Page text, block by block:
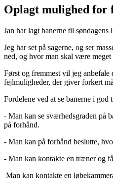
Oplagt mulighed for
Jan har lagt banerne til
Jeg har set på sagerne, og ser
ned, og hvor man skal være
Først og fremmest vil jeg
fejlmuligheder, der giver forkert
Fordelene ved at se banerne i god
- Man kan se sværhedsgraden på
på forhånd.
- Man kan på forhånd beslutte,
- Man kan kontakte en træner og
Man kan kontakte en